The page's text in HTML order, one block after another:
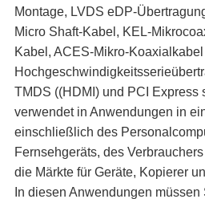
Montage, LVDS eDP-
Micro Shaft-Kabel, KEL-
Kabel, ACES-Mikro-Koaxialkabel
TMDS ((HDMI) und PCI Express
verwendet in Anwendungen in
einschließlich des
Fernsehgeräts, des Verbrauchers
die Märkte für Geräte, Kopierer
In diesen Anwendungen